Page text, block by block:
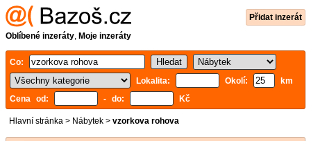
Přidat inzerát
Oblíbené inzeráty, Moje inzeráty
Co:
Lokalita:
Okolí:
km
Cena od:
- do: Kč
Hlavní stránka > Nábytek > vzorkova rohova